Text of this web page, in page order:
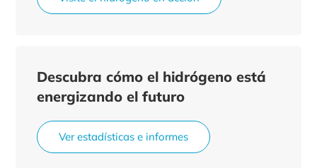
Descubra cómo el hidrógeno está
energizando el futuro
Ver estadísticas e informes